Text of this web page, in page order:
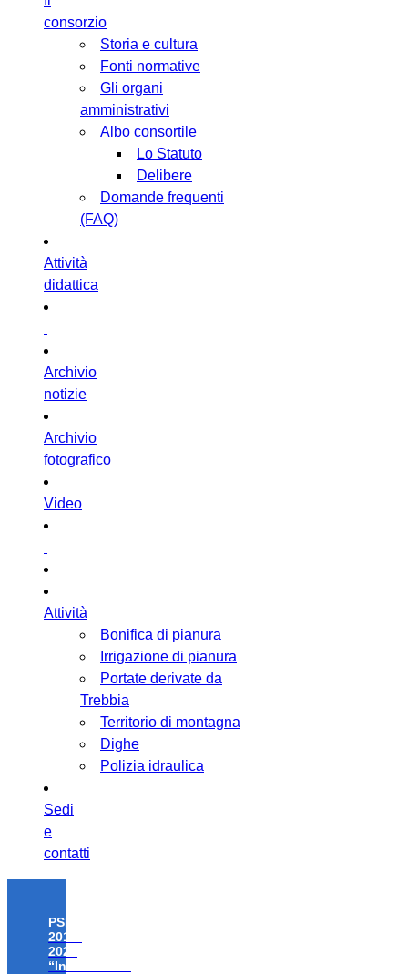
consorzio
Storia e cultura
Fonti normative
Gli organi
amministrativi
Albo consortile
Lo Statuto
Delibere
Domande frequenti
(FAQ)
Attività
didattica
Archivio
notizie
Archivio
fotografico
Video
Attività
Bonifica di pianura
Irrigazione di pianura
Portate derivate da
Trebbia
Territorio di montagna
Dighe
Polizia idraulica
Sedi
e
contatti
PSR
2014-
2020
“Investimenti